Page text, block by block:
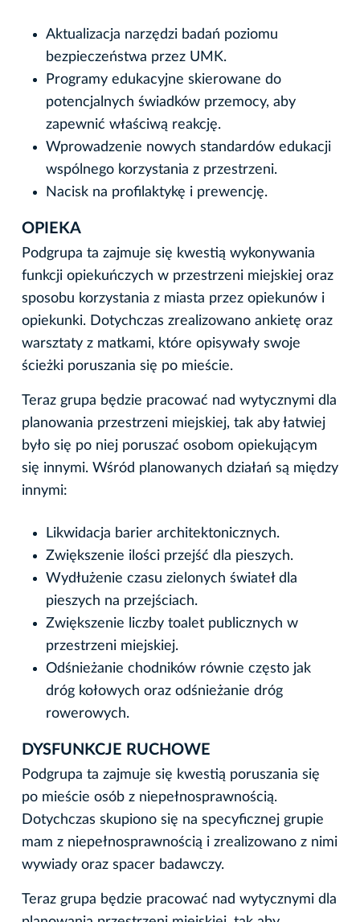
Aktualizacja narzędzi badań poziomu
bezpieczeństwa przez UMK.
Programy edukacyjne skierowane do
potencjalnych świadków przemocy, aby
zapewnić właściwą reakcję.
Wprowadzenie nowych standardów edukacji
wspólnego korzystania z przestrzeni.
Nacisk na profilaktykę i prewencję.
OPIEKA
Podgrupa ta zajmuje się kwestią wykonywania
funkcji opiekuńczych w przestrzeni miejskiej oraz
sposobu korzystania z miasta przez opiekunów i
opiekunki. Dotychczas zrealizowano ankietę oraz
warsztaty z matkami, które opisywały swoje
ścieżki poruszania się po mieście.
Teraz grupa będzie pracować nad wytycznymi dla
planowania przestrzeni miejskiej, tak aby łatwiej
było się po niej poruszać osobom opiekującym
się innymi. Wśród planowanych działań są między
innymi:
Likwidacja barier architektonicznych.
Zwiększenie ilości przejść dla pieszych.
Wydłużenie czasu zielonych świateł dla
pieszych na przejściach.
Zwiększenie liczby toalet publicznych w
przestrzeni miejskiej.
Odśnieżanie chodników równie często jak
dróg kołowych oraz odśnieżanie dróg
rowerowych.
DYSFUNKCJE RUCHOWE
Podgrupa ta zajmuje się kwestią poruszania się
po mieście osób z niepełnosprawnością.
Dotychczas skupiono się na specyficznej grupie
mam z niepełnosprawnością i zrealizowano z nimi
wywiady oraz spacer badawczy.
Teraz grupa będzie pracować nad wytycznymi dla